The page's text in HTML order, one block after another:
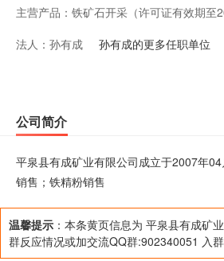
主营产品： 铁矿石开采（许可证有效期至
法人： 孙有成 孙有成的更多任职单位
公司简介
平泉县有成矿业有限公司成立于2007年
销售；铁精粉销售
温馨提示 ：本条黄页信息为 平泉县有成矿
群反应情况或加交流QQ群:902340051 入群